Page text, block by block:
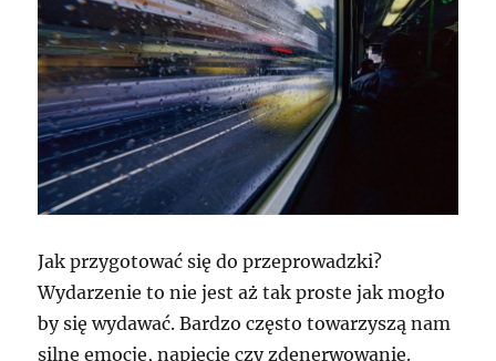
Jak przygotować się do przeprowadzki?
Wydarzenie to nie jest aż tak proste jak mogło
by się wydawać. Bardzo często towarzyszą nam
silne emocje, napięcie czy zdenerwowanie.